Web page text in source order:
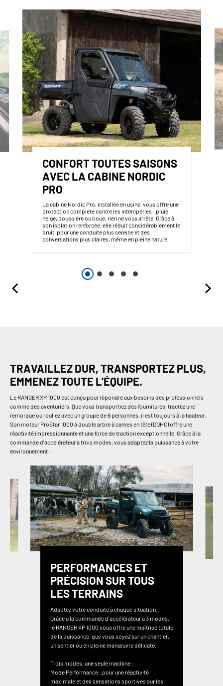
CONFORT TOUTES SAISONS
AVEC LA CABINE NORDIC
PRO
La cabine Nordic Pro, installée en usine, vous offre une
protection complète contre les intempéries : pluie,
neige, poussière ou boue, rien ne vous arrête. Grâce à
son isolation renforcée, elle réduit considérablement le
bruit, pour une conduite plus sereine et des
conversations plus claires, même en pleine nature.
TRAVAILLEZ DUR, TRANSPORTEZ PLUS,
EMMENEZ TOUTE L’ÉQUIPE.
Le RANGER XP 1000 est conçu pour répondre aux besoins des professionnels
comme des aventuriers. Que vous transportiez des fournitures, tractez une
remorque ou rouliez avec un groupe de 6 personnes, il est toujours à la hauteur.
Son moteur ProStar 1000 à double arbre à cames en tête (DOHC) offre une
réactivité impressionnante et une force de traction exceptionnelle. Grâce à la
commande d’accélérateur à trois modes, vous adaptez la puissance à votre
environnement :
PERFORMANCES ET
PRÉCISION SUR TOUS
LES TERRAINS
Adaptez votre conduite à chaque situation.
Grâce à la commande d’accélérateur à 3 modes,
le RANGER XP 1000 vous offre une maîtrise totale
de la puissance, que vous soyez sur un chantier,
un sentier ou en pleine manœuvre délicate.
Trois modes, une seule machine :
Mode Performance : pour une réactivité
maximale et des sensations sportives sur les